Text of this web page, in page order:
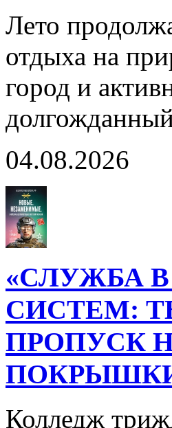
Лето
отдыха на
город и
04.08.2026
«СЛУЖБА
СИСТЕМ:
ПРОПУСК
Колледж